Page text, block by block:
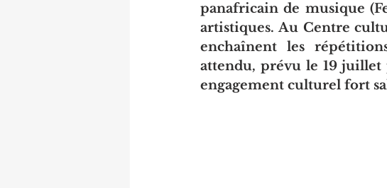
panafricain de musique
artistiques. Au Centre
enchaînent les
attendu, prévu le 19 juillet
engagement culturel fort